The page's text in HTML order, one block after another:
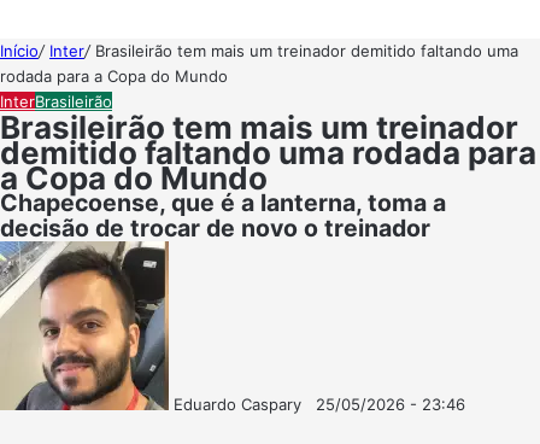
Início/ Inter/ Brasileirão tem mais um treinador demitido faltando uma
rodada para a Copa do Mundo
InterBrasileirão
Brasileirão tem mais um treinador
demitido faltando uma rodada para
a Copa do Mundo
Chapecoense, que é a lanterna, toma a
decisão de trocar de novo o treinador
Eduardo Caspary
25/05/2026 - 23:46